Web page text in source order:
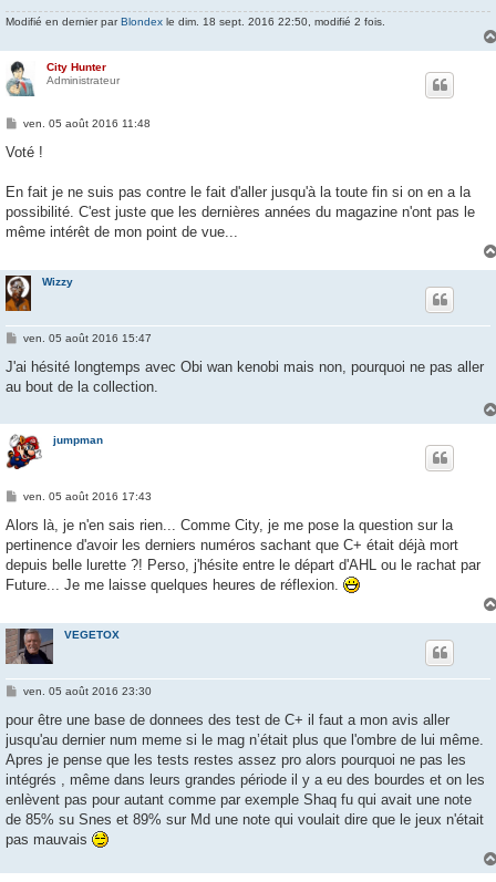
Modifié en dernier par Blondex le dim. 18 sept. 2016 22:50, modifié 2 fois.
City Hunter
Administrateur
M
s
g
ven. 05 août 2016 11:48
Voté !
En fait je ne suis pas contre le fait d'aller jusqu'à la toute fin si on en a la
possibilité. C'est juste que les dernières années du magazine n'ont pas le
même intérêt de mon point de vue...
Wizzy
M
s
a
ven. 05 août 2016 15:47
J'ai hésité longtemps avec Obi wan kenobi mais non, pourquoi ne pas aller
au bout de la collection.
jumpman
M
s
a
g
e
ven. 05 août 2016 17:43
Alors là, je n'en sais rien... Comme City, je me pose la question sur la
pertinence d'avoir les derniers numéros sachant que C+ était déjà mort
depuis belle lurette ?! Perso, j'hésite entre le départ d'AHL ou le rachat par
Future... Je me laisse quelques heures de réflexion.
VEGETOX
M
s
a
g
ven. 05 août 2016 23:30
pour être une base de donnees des test de C+ il faut a mon avis aller
jusqu'au dernier num meme si le mag n’était plus que l'ombre de lui même.
Apres je pense que les tests restes assez pro alors pourquoi ne pas les
intégrés , même dans leurs grandes période il y a eu des bourdes et on les
enlèvent pas pour autant comme par exemple Shaq fu qui avait une note
de 85% su Snes et 89% sur Md une note qui voulait dire que le jeux n'était
pas mauvais